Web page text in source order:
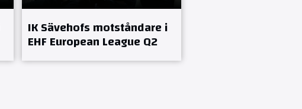
IK Sävehofs motståndare i
EHF European League Q2